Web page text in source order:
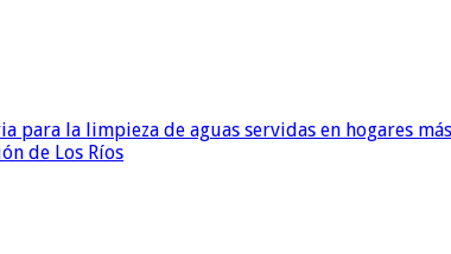
para la limpieza de aguas servidas en hogares
de Los Ríos